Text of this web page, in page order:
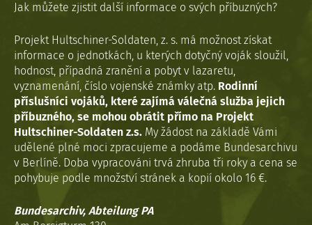
Jak můžete zjistit další informace o svých příbuzných?
Projekt Hultschiner-Soldaten, z. s. má možnost získat
informace o jednotkách, u kterých dotyčný voják sloužil,
hodnost, případná zranění a pobyt v lazaretu,
vyznamenání, číslo vojenské známky atp. Rodinní
příslušníci vojáků, které zajímá válečná služba jejich
příbuzného, se mohou obrátit přímo na Projekt
Hultschiner-Soldaten z.s. My žádost na základě Vámi
udělené plné moci zpracujeme a podáme Bundesarchivu
v Berlíně. Doba vypracováni trvá zhruba tři roky a cena se
pohybuje podle množství stránek a kopií okolo 16 €.
Bundesarchiv, Abteilung PA